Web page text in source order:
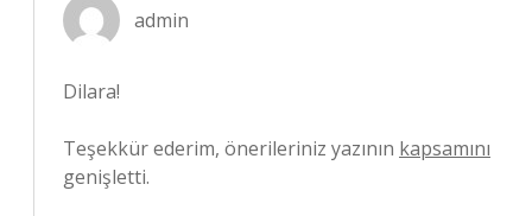
admin
Dilara!
Teşekkür ederim, önerileriniz yazının kapsamını
genişletti.